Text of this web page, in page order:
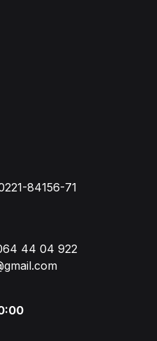
84156-71
44 04 922